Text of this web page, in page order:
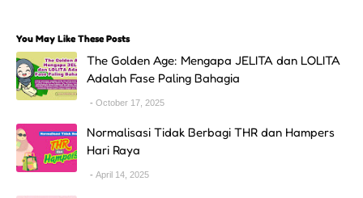
You May Like These Posts
The Golden Age: Mengapa JELITA dan LOLITA
Adalah Fase Paling Bahagia
October 17, 2025
Normalisasi Tidak Berbagi THR dan Hampers
Hari Raya
April 14, 2025